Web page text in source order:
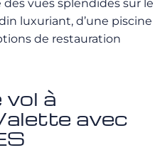
vues splendides sur le
luxuriant, d’une piscine
de restauration
à
avec